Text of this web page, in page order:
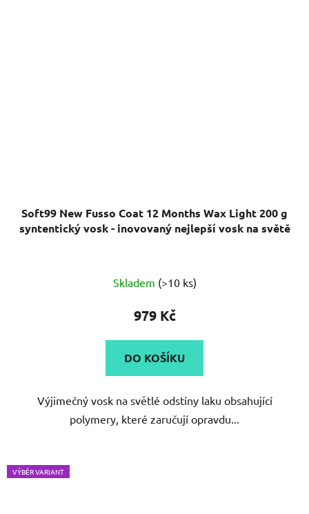
Soft99 New Fusso Coat 12 Months Wax Light 200 g
syntentický vosk - inovovaný nejlepší vosk na světě
hodnocení
je
5,0
z
5
hvězdiček.
(>10 ks)
979 Kč
DO KOŠÍKU
Výjimečný vosk na světlé odstíny laku obsahující
polymery, které zaručují opravdu...
VÝBĚR VARIANT